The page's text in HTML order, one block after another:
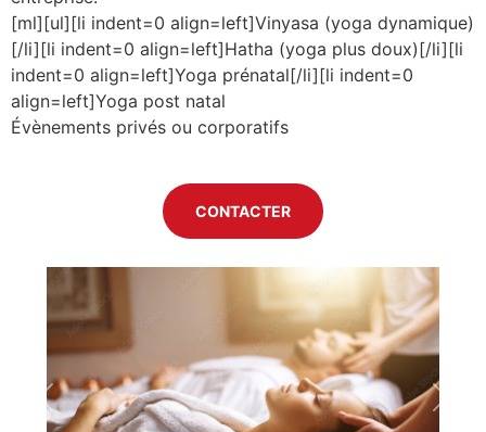
[ml][ul][li indent=0 align=left]Vinyasa (yoga dynamique)
[/li][li indent=0 align=left]Hatha (yoga plus doux)[/li][li
indent=0 align=left]Yoga prénatal[/li][li indent=0
align=left]Yoga post natal
Évènements privés ou corporatifs
CONTACTER
Previous Next